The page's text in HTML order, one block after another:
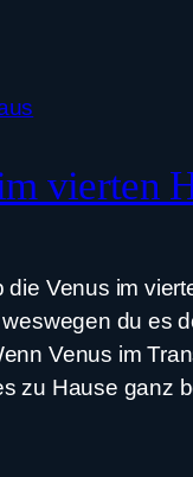
vierten
Venus im
du es
Venus im
zu Hause ganz